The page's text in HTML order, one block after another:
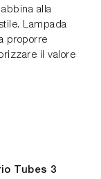
alla
Lampada
proporre
il valore
Tubes 3